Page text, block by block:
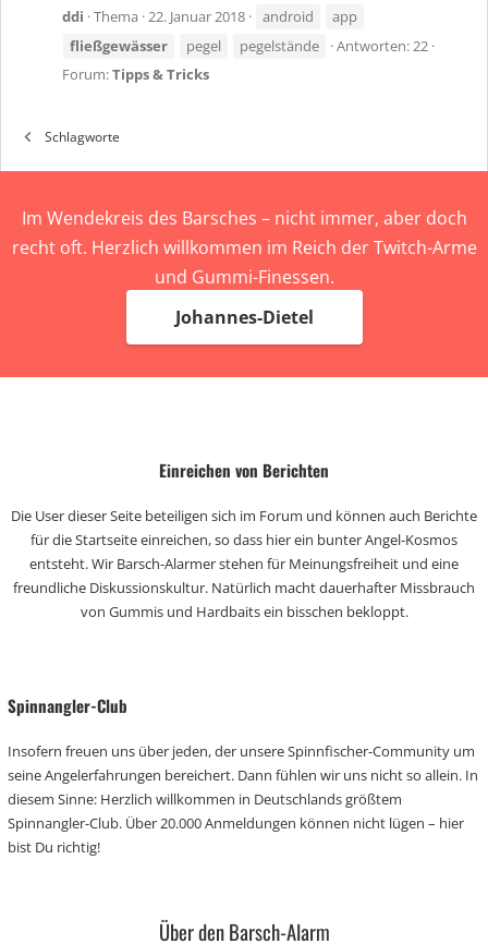
ddi Thema 22. Januar 2018 android
app
fließgewässer
pegel pegelstände
Antworten: 22
Forum:Tipps & Tricks
Schlagworte
Im Wendekreis des Barsches – nicht immer, aber doch
recht oft. Herzlich willkommen im Reich der Twitch-Arme
und Gummi-Finessen.
Johannes-Dietel
Einreichen von Berichten
Die User dieser Seite beteiligen sich im Forum und können auch Berichte
für die Startseite einreichen, so dass hier ein bunter Angel-Kosmos
entsteht. Wir Barsch-Alarmer stehen für Meinungsfreiheit und eine
freundliche Diskussionskultur. Natürlich macht dauerhafter Missbrauch
von Gummis und Hardbaits ein bisschen bekloppt.
Spinnangler-Club
Insofern freuen uns über jeden, der unsere Spinnfischer-Community um
seine Angelerfahrungen bereichert. Dann fühlen wir uns nicht so allein. In
diesem Sinne: Herzlich willkommen in Deutschlands größtem
Spinnangler-Club. Über 20.000 Anmeldungen können nicht lügen – hier
bist Du richtig!
Über den Barsch-Alarm